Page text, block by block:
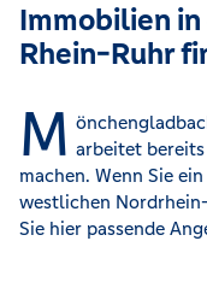
Immobilien
Rhein-Ruhr
M arbeitet
machen. Wenn Sie
westlichen
Sie hier passende